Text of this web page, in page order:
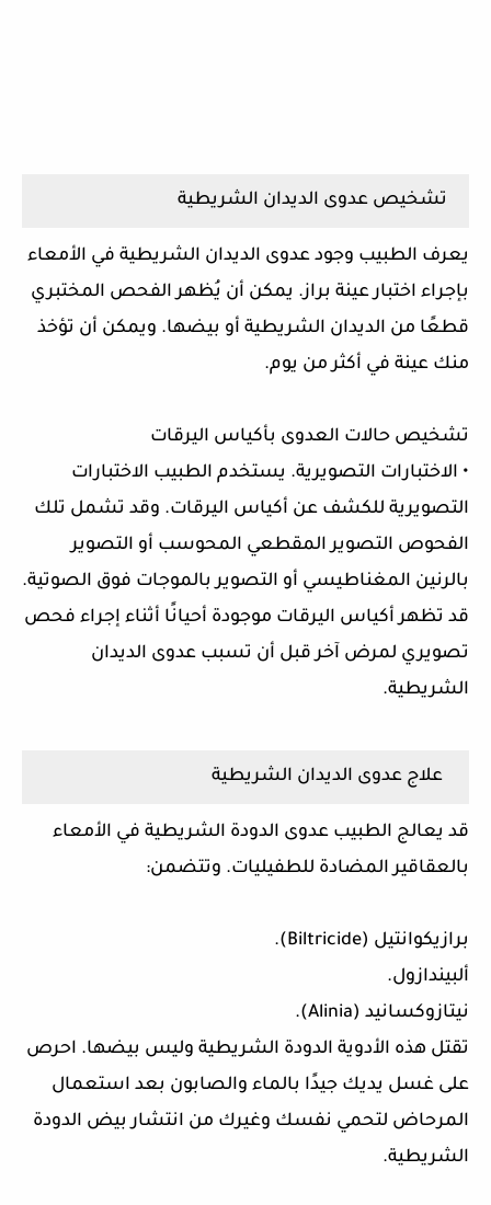
تشخيص عدوى الديدان الشريطية
يعرف الطبيب وجود عدوى الديدان الشريطية في الأمعاء
بإجراء اختبار عينة براز. يمكن أن يُظهر الفحص المختبري
قطعًا من الديدان الشريطية أو بيضها. ويمكن أن تؤخذ
منك عينة في أكثر من يوم.
تشخيص حالات العدوى بأكياس اليرقات
• الاختبارات التصويرية. يستخدم الطبيب الاختبارات
التصويرية للكشف عن أكياس اليرقات. وقد تشمل تلك
الفحوص التصوير المقطعي المحوسب أو التصوير
بالرنين المغناطيسي أو التصوير بالموجات فوق الصوتية.
قد تظهر أكياس اليرقات موجودة أحيانًا أثناء إجراء فحص
تصويري لمرض آخر قبل أن تسبب عدوى الديدان
الشريطية.
علاج عدوى الديدان الشريطية
قد يعالج الطبيب عدوى الدودة الشريطية في الأمعاء
بالعقاقير المضادة للطفيليات. وتتضمن:
برازيكوانتيل (Biltricide).
ألبيندازول.
نيتازوكسانيد (Alinia).
تقتل هذه الأدوية الدودة الشريطية وليس بيضها. احرص
على غسل يديك جيدًا بالماء والصابون بعد استعمال
المرحاض لتحمي نفسك وغيرك من انتشار بيض الدودة
الشريطية.